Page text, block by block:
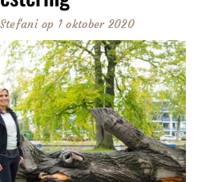
op 1 oktober 2020